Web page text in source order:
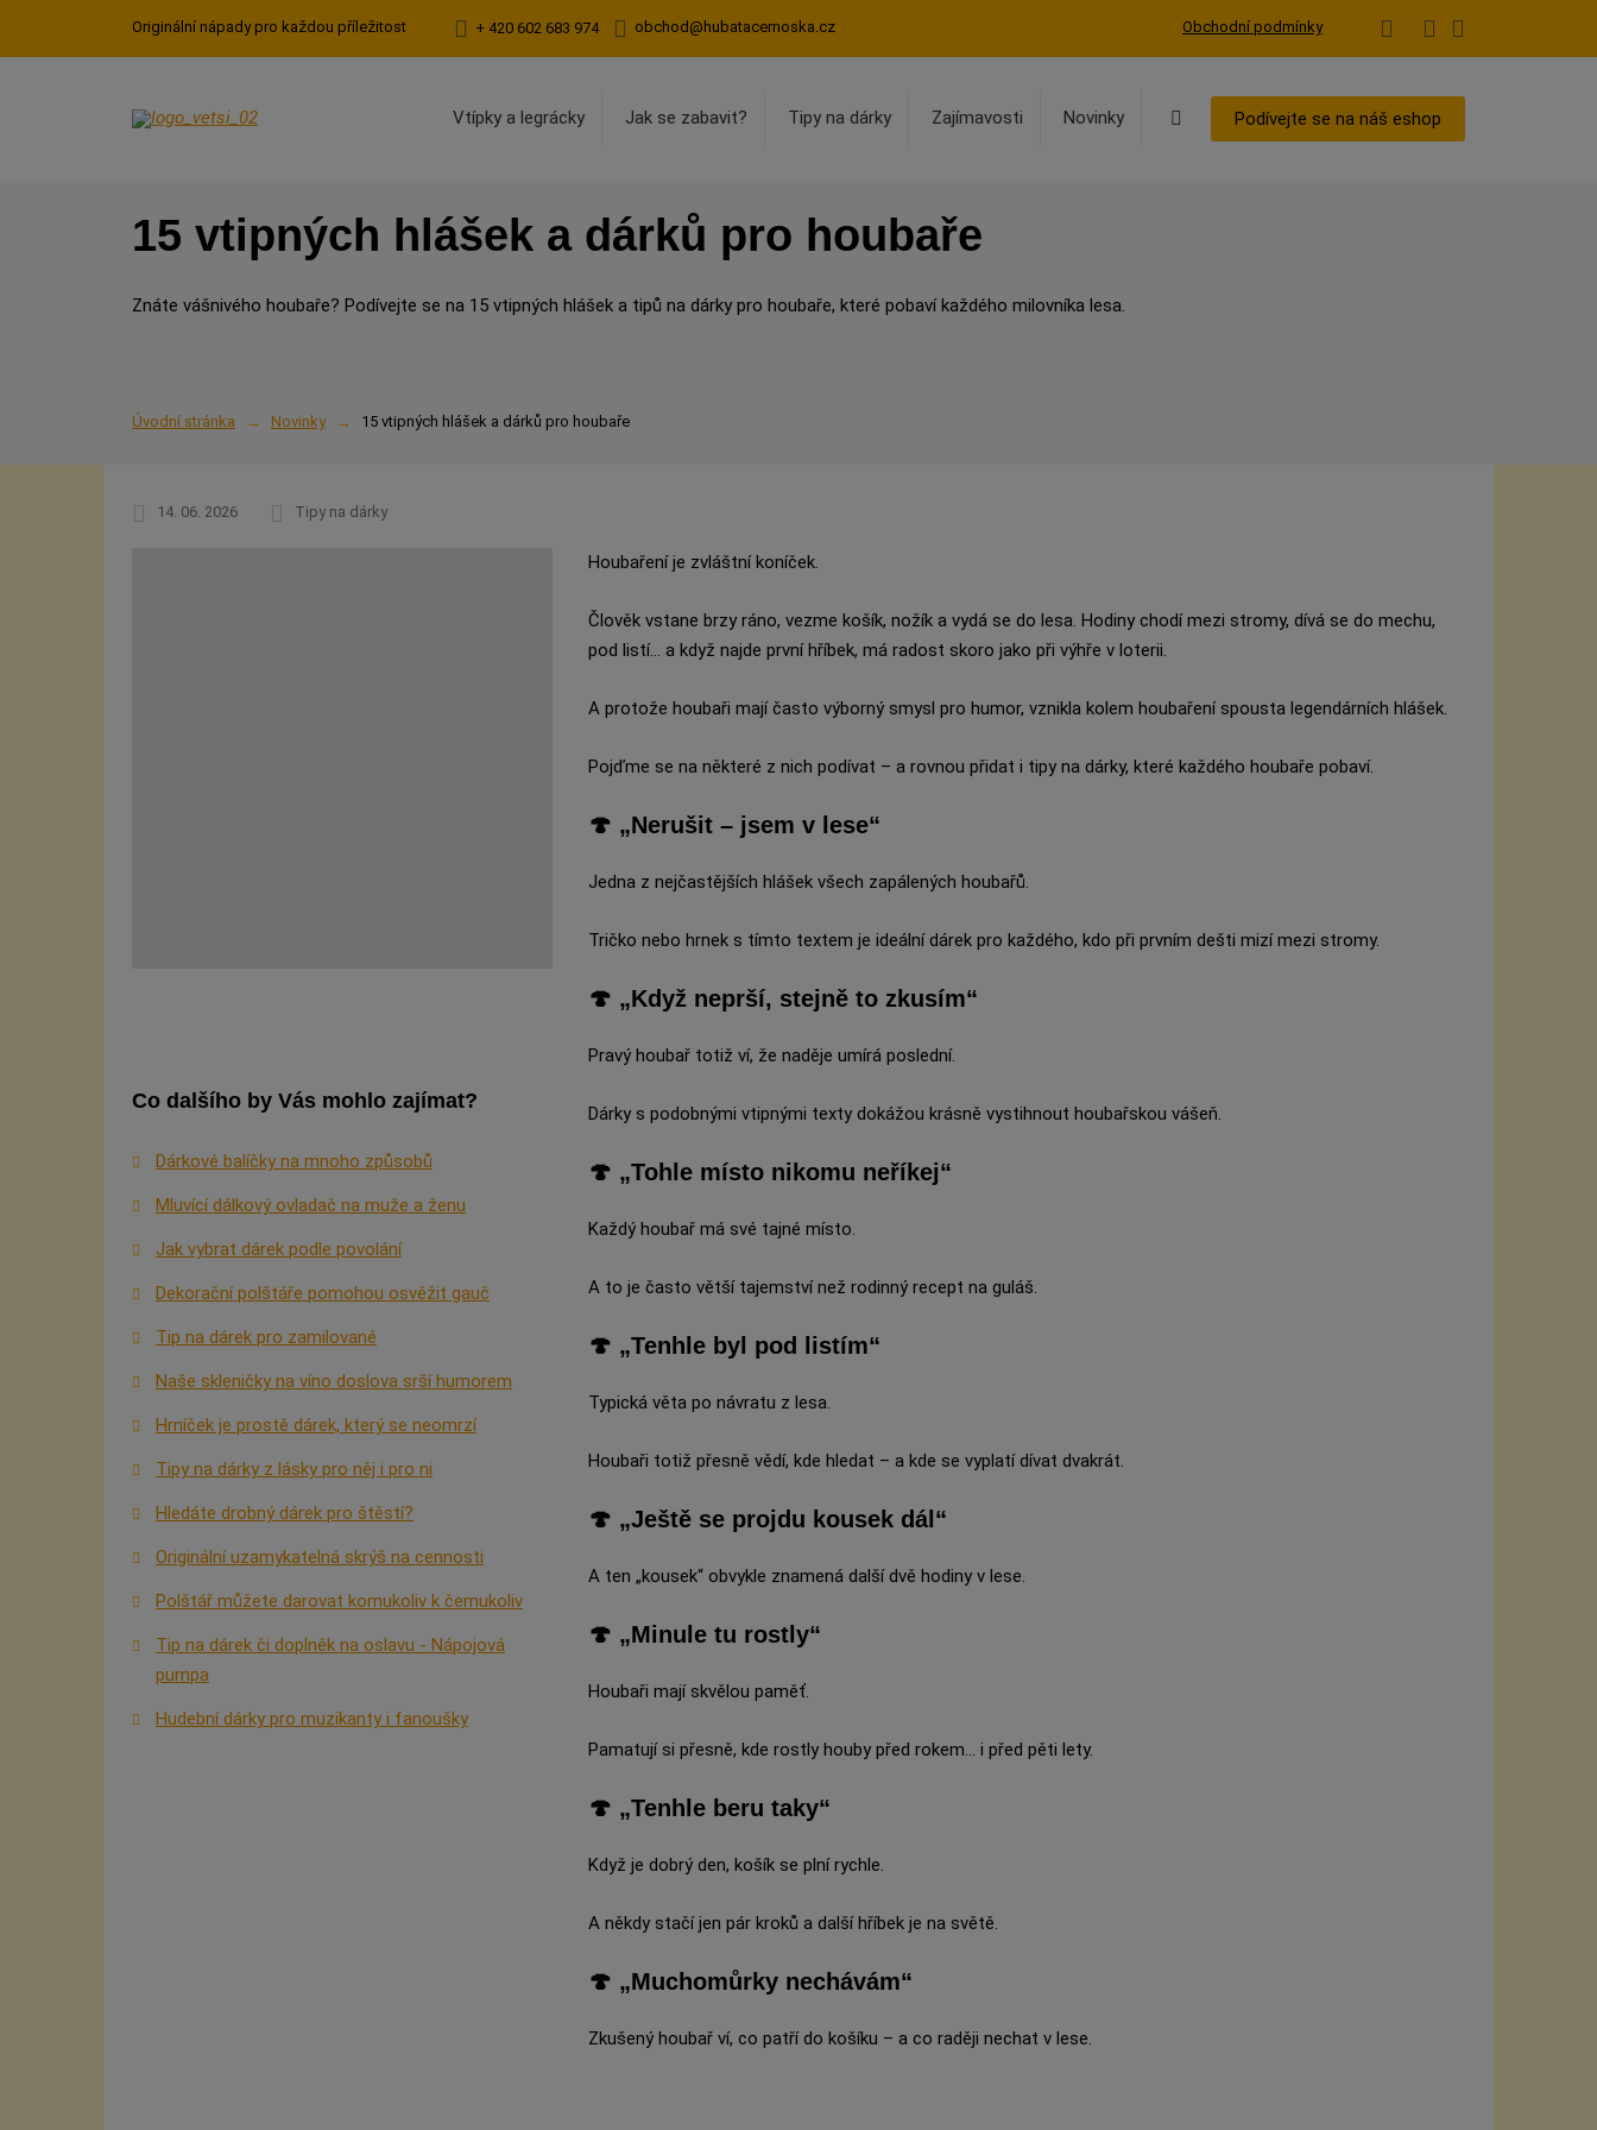
Originální nápady pro každou příležitost + 420 602 683 974 obchod@hubatacernoska.cz Obchodní podmínky
Vtípky a legrácky Jak se zabavit? Tipy na dárky Zajímavosti Novinky VyhledáváníPodívejte se na náš eshop
15 vtipných hlášek a dárků pro houbaře
Znáte vášnivého houbaře? Podívejte se na 15 vtipných hlášek a tipů na dárky pro houbaře, které pobaví každého milovníka lesa.
Úvodní stránka Novinky 15 vtipných hlášek a dárků pro houbaře
14. 06. 2026 Tipy na dárky
Co dalšího by Vás mohlo zajímat?
Dárkové balíčky na mnoho způsobů
Mluvící dálkový ovladač na muže a ženu
Jak vybrat dárek podle povolání
Dekorační polštáře pomohou osvěžit gauč
Tip na dárek pro zamilované
Naše skleničky na víno doslova srší humorem
Hrníček je prostě dárek, který se neomrzí
Tipy na dárky z lásky pro něj i pro ni
Hledáte drobný dárek pro štěstí?
Originální uzamykatelná skrýš na cennosti
Polštář můžete darovat komukoliv k čemukoliv
Tip na dárek či doplněk na oslavu - Nápojová
pumpa
Hudební dárky pro muzikanty i fanoušky
Houbaření je zvláštní koníček.
Člověk vstane brzy ráno, vezme košík, nožík a vydá se do lesa. Hodiny chodí mezi stromy, dívá se do mechu,
pod listí… a když najde první hříbek, má radost skoro jako při výhře v loterii.
A protože houbaři mají často výborný smysl pro humor, vznikla kolem houbaření spousta legendárních hlášek.
Pojďme se na některé z nich podívat – a rovnou přidat i tipy na dárky, které každého houbaře pobaví.
🍄 „Nerušit – jsem v lese“
Jedna z nejčastějších hlášek všech zapálených houbařů.
Tričko nebo hrnek s tímto textem je ideální dárek pro každého, kdo při prvním dešti mizí mezi stromy.
🍄 „Když neprší, stejně to zkusím“
Pravý houbař totiž ví, že naděje umírá poslední.
Dárky s podobnými vtipnými texty dokážou krásně vystihnout houbařskou vášeň.
🍄 „Tohle místo nikomu neříkej“
Každý houbař má své tajné místo.
A to je často větší tajemství než rodinný recept na guláš.
🍄 „Tenhle byl pod listím“
Typická věta po návratu z lesa.
Houbaři totiž přesně vědí, kde hledat – a kde se vyplatí dívat dvakrát.
🍄 „Ještě se projdu kousek dál“
A ten „kousek“ obvykle znamená další dvě hodiny v lese.
🍄 „Minule tu rostly“
Houbaři mají skvělou paměť.
Pamatují si přesně, kde rostly houby před rokem… i před pěti lety.
🍄 „Tenhle beru taky“
Když je dobrý den, košík se plní rychle.
A někdy stačí jen pár kroků a další hříbek je na světě.
🍄 „Muchomůrky nechávám“
Zkušený houbař ví, co patří do košíku – a co raději nechat v lese.